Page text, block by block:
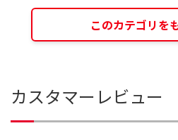
このカテゴリを
カスタマーレビュー